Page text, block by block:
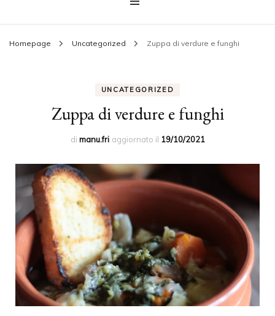
Homepage Uncategorized Zuppa di verdure e funghi
UNCATEGORIZED
Zuppa di verdure e funghi
di manu.fri aggiornato il 19/10/2021